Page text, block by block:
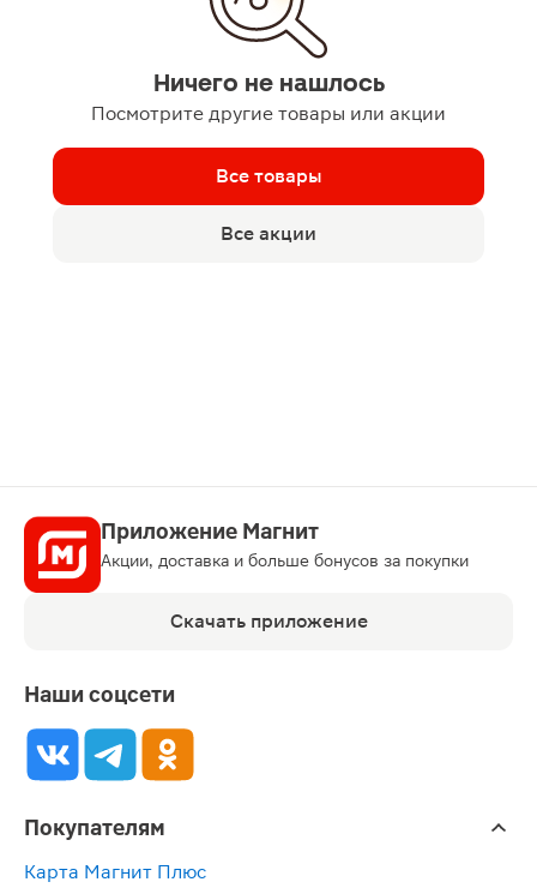
Ничего не нашлось
Посмотрите другие товары или акции
Все товары
Все акции
Приложение Магнит
Акции, доставка и больше бонусов за покупки
Скачать приложение
Наши соцсети
Покупателям
Карта Магнит Плюс